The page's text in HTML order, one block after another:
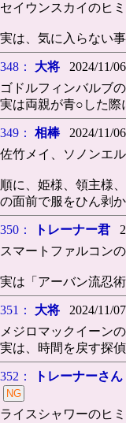
セイウンスカイのヒ
実は、気に入らない
348： 大将 2024/11/
ゴドルフィンバルブ
実は両親が青○した際
349： 相棒2024/11/06
佐竹メイ、ソノンエ
順に、姫様、領主様
の面前で服をひん剥か
350： トレーナー君
スマートファルコン
実は「アーバン流忍
351： 大将 2024/11/
メジロマックイーン
実は、時間を戻す探
352： トレーナーさん
ライスシャワーのヒ